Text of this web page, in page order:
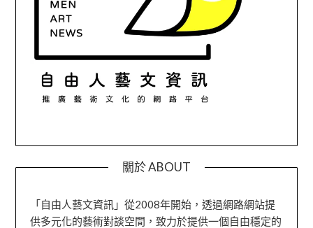
關於 ABOUT
「自由人藝文資訊」從2008年開始，透過網路網站提
供多元化的藝術對談空間，致力於提供一個自由穩定的